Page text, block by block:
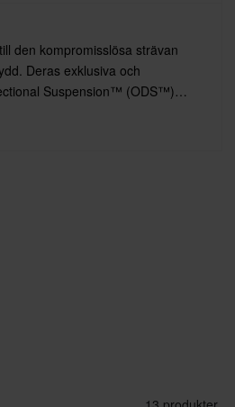
den kompromisslösa strävan
Deras exklusiva och
Suspension™ (ODS™)
annan hjälm eller